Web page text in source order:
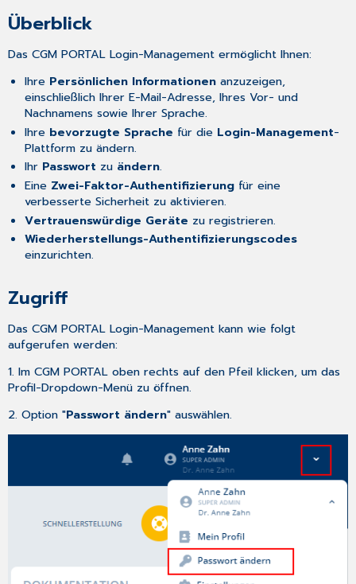
Funktionen
Multi-
Authentifizierung
E-
Mail-
Code-
Authentifizierung
Aktivierung
der
App-
basierten
Multi-
Faktor-
Entfernen
2FA
oder
vertrauenswürdiger
Geräte
mehrerer
vertrauenswürdiger
der
Authentifizierung
Überblick
Das CGM PORTAL Login-Management ermöglicht Ihnen:
Ihre Persönlichen Informationen anzuzeigen,
einschließlich Ihrer E-Mail-Adresse, Ihres Vor- und
Nachnamens sowie Ihrer Sprache.
Ihre bevorzugte Sprache für die Login-Management-
Plattform zu ändern.
Ihr Passwort zu ändern.
Eine Zwei-Faktor-Authentifizierungfür eine
verbesserte Sicherheit zu aktivieren.
Vertrauenswürdige Geräte zu registrieren.
Wiederherstellungs-Authentifizierungscodes
einzurichten.
Zugriff
Das CGM PORTAL Login-Management kann wie folgt
aufgerufen werden:
1. Im CGM PORTAL oben rechts auf den Pfeil klicken, um das
Profil-Dropdown-Menü zu öffnen.
2. Option "Passwort ändern" auswählen.